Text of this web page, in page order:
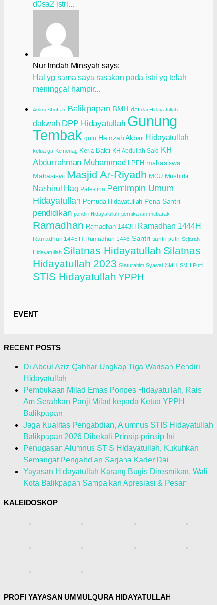
d0sa2 istri...
Nur Imdah Minsyah says:
Hal yg sama saya rasakan pada istri yg telah
meninggal hampir...
Ahlus Shuffah Balikpapan BMH dai dai Hidayatullah
dakwah DPP Hidayatullah Gunung
Tembak guru Hamzah Akbar Hidayatullah
keluarga Kemenag Kerja Bakti KH Abdullah Said KH
Abdurrahman Muhammad
LPPH mahasiswa
Mahasiswi Masjid Ar-Riyadh MCU Mushida
Nashirul Haq Palestina Pemimpin Umum
Hidayatullah Pemuda Hidayatullah Pena Santri
pendidikan pendiri Hidayatullah pernikahan mubarak
Ramadhan Ramadhan 1443H Ramadhan 1444H
Ramadhan 1445 H Ramadhan 1446 Santri santri putri Sejarah
Hidayatullah Silatnas Hidayatullah Silatnas
Hidayatullah 2023 Silaturahim Syawal SMH SMH Putri
STIS Hidayatullah YPPH
EVENT
RECENT POSTS
Dr Abdul Aziz Qahhar Ungkap Tiga Warisan Pendiri
Hidayatullah
Pembukaan Milad Emas Ponpes Hidayatullah, Rais
Am Serahkan Panji Milad kepada Ketua YPPH
Balikpapan
Jaga Kualitas Pengabdian, Alumnus STIS Hidayatullah
Balikpapan 2026 Dibekali Prinsip-prinsip Ini
Penugasan Alumnus STIS Hidayatullah, Kukuhkan
Semangat Pengabdian Sarjana Kader Dai
Yayasan Hidayatullah Karang Bugis Diresmikan, Wali
Kota Balikpapan Sampaikan Apresiasi & Pesan
KALEIDOSKOP
PROFI YAYASAN UMMULQURA HIDAYATULLAH